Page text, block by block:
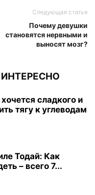
Следующая статья
Почему девушки
становятся нервными и
выносят мозг?
сладкого и
тягу к углеводам
Тодай: Как
– всего 7...